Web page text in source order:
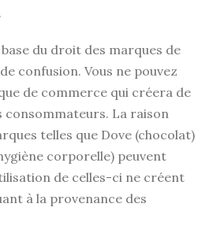
du droit des marques de
confusion. Vous ne pouvez
de commerce qui créera de
consommateurs. La raison
telles que Dove (chocolat)
corporelle) peuvent
de celles-ci ne créent
à la provenance des